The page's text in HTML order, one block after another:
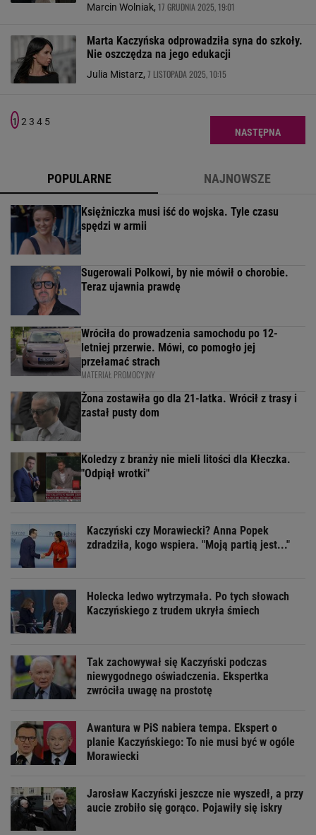
Marcin Wolniak, 17 GRUDNIA 2025, 19:01
Marta Kaczyńska odprowadziła syna do szkoły.
Nie oszczędza na jego edukacji
Julia Mistarz, 7 LISTOPADA 2025, 10:15
1 2 3 4 5
NASTĘPNA
POPULARNE NAJNOWSZE
Księżniczka musi iść do wojska. Tyle czasu
spędzi w armii
Sugerowali Polkowi, by nie mówił o chorobie.
Teraz ujawnia prawdę
Wróciła do prowadzenia samochodu po 12-
letniej przerwie. Mówi, co pomogło jej
przełamać strach
MATERIAŁ PROMOCYJNY
Żona zostawiła go dla 21-latka. Wrócił z trasy i
zastał pusty dom
Koledzy z branży nie mieli litości dla Kłeczka.
"Odpiął wrotki"
Kaczyński czy Morawiecki? Anna Popek
zdradziła, kogo wspiera. "Moją partią jest..."
Holecka ledwo wytrzymała. Po tych słowach
Kaczyńskiego z trudem ukryła śmiech
Tak zachowywał się Kaczyński podczas
niewygodnego oświadczenia. Ekspertka
zwróciła uwagę na prostotę
Awantura w PiS nabiera tempa. Ekspert o
planie Kaczyńskiego: To nie musi być w ogóle
Morawiecki
Jarosław Kaczyński jeszcze nie wyszedł, a przy
aucie zrobiło się gorąco. Pojawiły się iskry